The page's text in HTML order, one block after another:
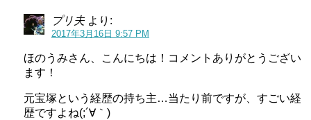
ですよね？
うーん、森なな子さんすげえ…。
その後、スマホアプリの声等フリーで声優の活動を行いな
がら声優を目指したそうです。
そして2013年アニメ「神さまのいない日曜日」で声優とし
プリ夫 より:
2017年3月16日 9:57 PM
ほのうみさん、こんにちは！コメントありがとうござい
ます！
元宝塚という経歴の持ち主…当たり前ですが、すごい経
歴ですよね(;´∀｀)